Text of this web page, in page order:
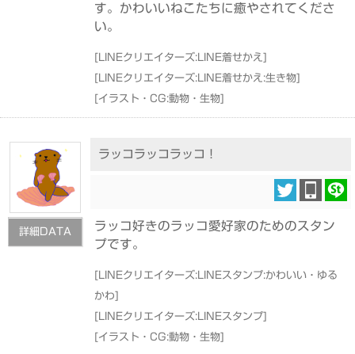
す。かわいいねこたちに癒やされてくださ
い。
[ LINEクリエイターズ:LINE着せかえ ]
[ LINEクリエイターズ:LINE着せかえ:生き物]
[イラスト・CG:動物・生物]
詳細DATA
ラッコラッコラッコ！
ラッコ好きのラッコ愛好家のためのスタン
プです。
[ LINEクリエイターズ:LINEスタンプ:かわいい・ゆる
かわ]
[ LINEクリエイターズ:LINEスタンプ]
[イラスト・CG:動物・生物]